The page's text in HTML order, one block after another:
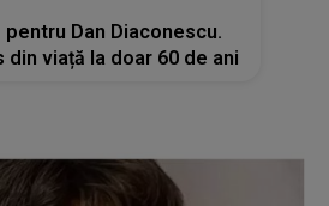
Dan Diaconescu.
din viață la doar 60 de ani